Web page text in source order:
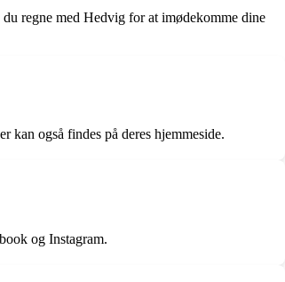
regne med Hedvig for at imødekomme dine
kan også findes på deres hjemmeside.
og Instagram.